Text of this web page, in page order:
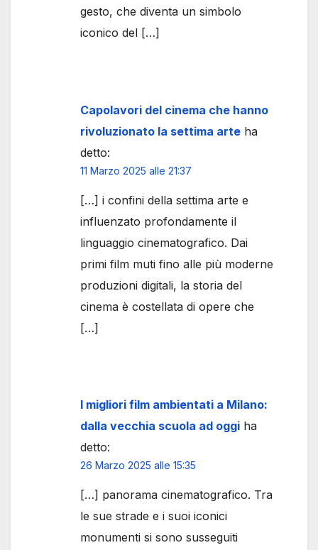
gesto, che diventa un simbolo
iconico del […]
Capolavori del cinema che hanno
rivoluzionato la settima arte ha
detto:
11 Marzo 2025 alle 21:37
[…] i confini della settima arte e
influenzato profondamente il
linguaggio cinematografico. Dai
primi film muti fino alle più moderne
produzioni digitali, la storia del
cinema è costellata di opere che
[…]
I migliori film ambientati a Milano:
dalla vecchia scuola ad oggi ha
detto:
26 Marzo 2025 alle 15:35
[…] panorama cinematografico. Tra
le sue strade e i suoi iconici
monumenti si sono susseguiti